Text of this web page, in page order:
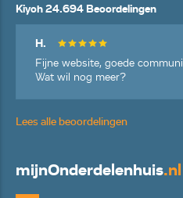
Kiyoh 24.694 Beoordelingen
H.
Fijne website, goede
Wat wil nog meer?
Lees alle beoordelingen
mijnOnderdelenhuis.nl